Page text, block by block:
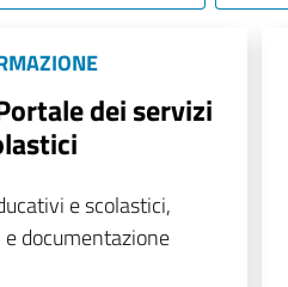
dei servizi
e scolastici,
documentazione